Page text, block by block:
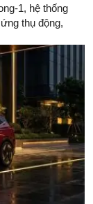
1, hệ thống
thụ động,